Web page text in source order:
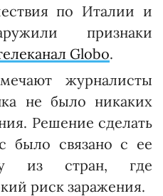
по Италии и
признаки
Globo.
журналисты
не было никаких
Решение сделать
было связано с ее
из стран, где
риск заражения.